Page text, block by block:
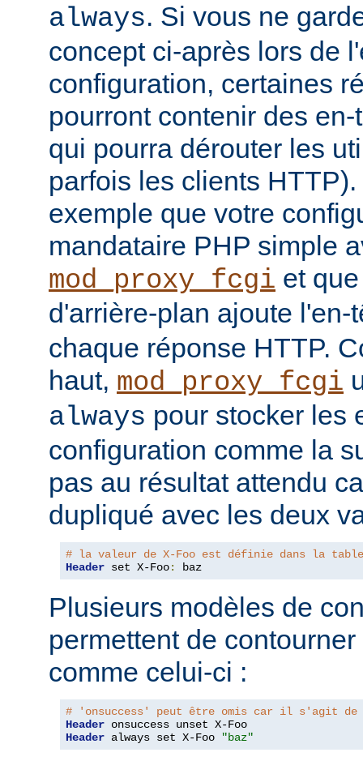
always. Si vous ne
concept ci-après lors de
configuration, certaines
pourront contenir des
qui pourra dérouter les
parfois les clients
exemple que votre
mandataire PHP simple
mod_proxy_fcgi et
d'arrière-plan ajoute
chaque réponse HTTP.
haut, mod_proxy_fcgi
always pour stocker les
configuration comme la
pas au résultat attendu
dupliqué avec les deux
# la valeur de X-Foo est définie dans la
Header set X-Foo: baz
Plusieurs modèles de
permettent de
comme celui-ci :
# 'onsuccess' peut être omis car il s'agit de
Header
Header always set X-Foo "baz"